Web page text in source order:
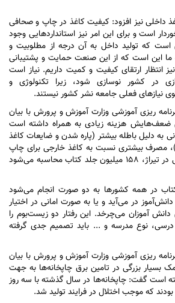
داخلی نیز افزود: کیفیت کاغذ در چاپ و صحافی
است و برای این امر نیز استاندارد‌هایی وجود
که تولید داخل به آن درجه از مطلوبیت و
این است که از این صنعت حمایت و پشتیبانی
انتظار ارتقای کیفیت و کمیت داریم. نیاز است
در کشور نوسازی شود، زیرا تکنولوژی و
نیاز‌های فعلی جامعه نشر کشور نیستند.
ریزی آموزشی وزارت آموزش و پرورش با بیان
ضعف‌هایش هزینه زیادی به همراه داشته است
به دلیل باطله بیشتر (پاره شدن و ضایعات کاغذ
مصرف بیشتری نسبت به کاغذ خارجی برای چاپ
کتاب به همراه دارد و وقتی در تیراژ، ۱۵۸ میلیون جلد کتاب محاسبه می‌شود
در همه کشور‌ها به دو صورت انجام می‌شود
در می‌آید و یا به صورت امانی در اختیار
آموزان می‌چرخد. این رفتار دو زیست‌بوم را
درسی، نوع مدرسه و ... باید تصمیم جدی گرفته
ریزی آموزشی وزارت آموزش و پرورش با بیان
بسیار بزرگی در تامین برق چاپخانه‌ها به جهت
است گفت: چاپخانه‌ها در سال گذشته با سه روز
که موجب اختلال در فرایند تولید شد.